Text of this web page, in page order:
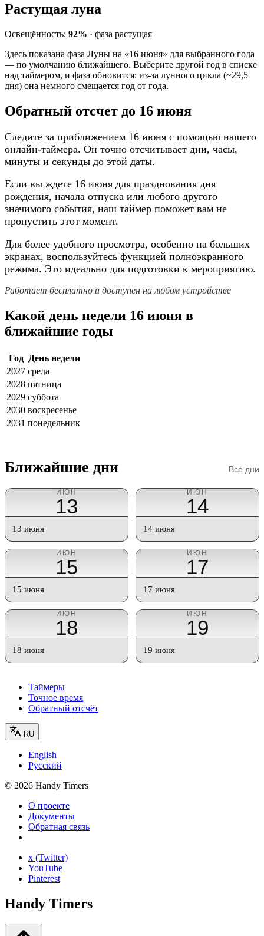
Растущая луна
Освещённость: 92% · фаза растущая
Здесь показана фаза Луны на «16 июня» для выбранного года
— по умолчанию ближайшего. Выберите другой год в списке
над таймером, и фаза обновится: из-за лунного цикла (~29,5
дня) она немного смещается год от года.
Обратный отсчет до 16 июня
Следите за приближением 16 июня с помощью нашего
онлайн-таймера. Он точно отсчитывает дни, часы,
минуты и секунды до этой даты.
Если вы ждете 16 июня для празднования дня
рождения, начала отпуска или любого другого
значимого события, наш таймер поможет вам не
пропустить этот момент.
Для более удобного просмотра, особенно на больших
экранах, воспользуйтесь функцией полноэкранного
режима. Это идеально для подготовки к мероприятию.
Работает бесплатно и доступен на любом устройстве
Какой день недели 16 июня в
ближайшие годы
Год
День недели
2027 среда
2028 пятница
2029 суббота
2030 воскресенье
2031 понедельник
Ближайшие дни Все дни
ИЮН
13
13 июня
ИЮН
14
14 июня
ИЮН
15
15 июня
ИЮН
17
17 июня
ИЮН
18
18 июня
ИЮН
19
19 июня
Таймеры
Точное время
Обратный отсчёт
RU
English
Русский
© 2026 Handy Timers
О проекте
Документы
Обратная связь
x (Twitter)
YouTube
Pinterest
Handy Timers